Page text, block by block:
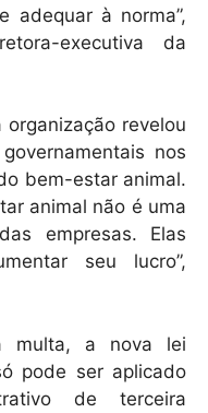
adequar à norma”,
executiva da
revelou
nos
bem-estar animal.
animal não é uma
empresas. Elas
seu lucro”,
multa, a nova lei
pode ser aplicado
de terceira